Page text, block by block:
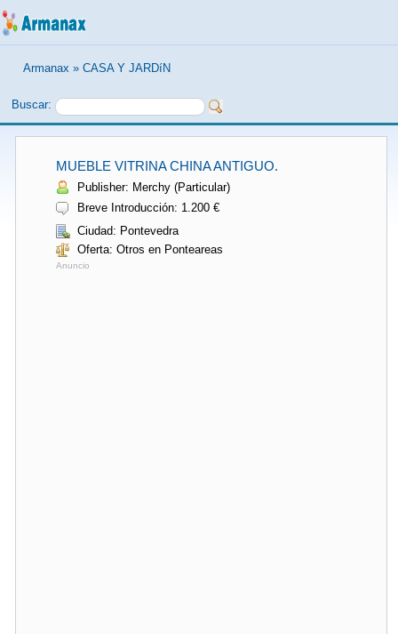
Armanax » CASA Y JARDíN
Buscar:
MUEBLE VITRINA CHINA ANTIGUO.
Publisher: Merchy (Particular)
Breve Introducción: 1.200 €
Ciudad: Pontevedra
Oferta: Otros en Ponteareas
Anuncio